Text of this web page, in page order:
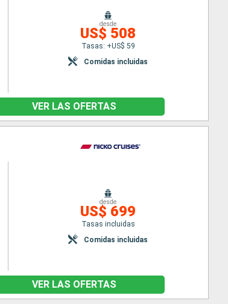
desde
US$ 508
Tasas: +US$ 59
Comidas incluidas
VER LAS OFERTAS
desde
US$ 699
Tasas incluidas
Comidas incluidas
VER LAS OFERTAS